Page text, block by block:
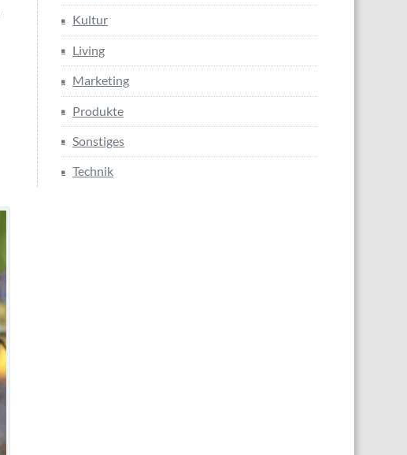
Kultur
Living
Marketing
Produkte
Sonstiges
Technik